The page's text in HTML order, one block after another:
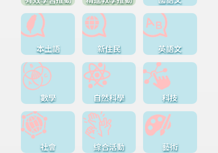
本土語 新住民 英語文
數學 自然科學 科技
社會 綜合活動 藝術